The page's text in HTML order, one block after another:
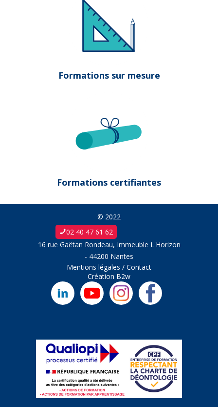
Formations sur mesure
Formations certifiantes
© 2022
02 40 47 61 62
16 rue Gaëtan Rondeau, Immeuble L'Horizon
- 44200 Nantes
Mentions légales / Contact
Création B2w